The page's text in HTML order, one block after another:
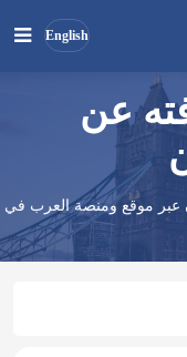
English
بحث
عن
عبر موقع ومنصة العرب في